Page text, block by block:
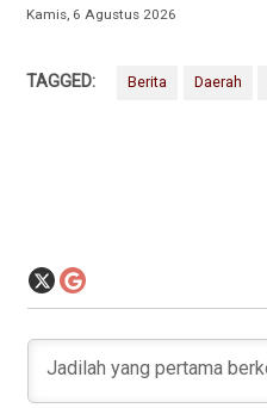
Kamis, 6 Agustus 2026
TAGGED: Berita Daerah